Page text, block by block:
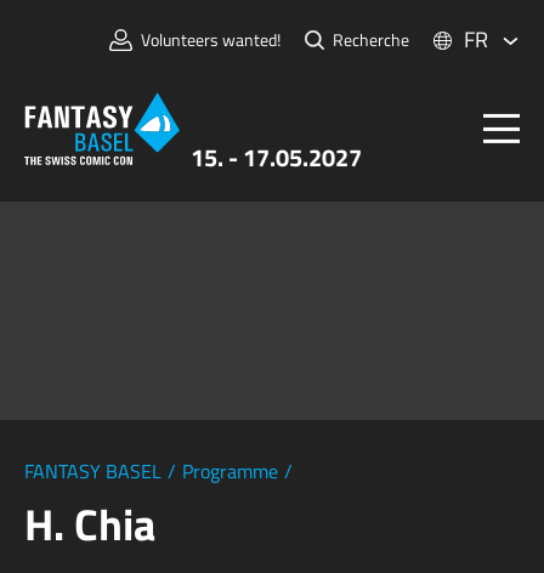
15. - 17.05.2027
Volunteers wanted! Recherche FR
FANTASY BASEL / Programme /
H. Chia